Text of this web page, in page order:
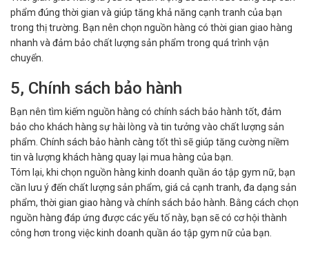
phẩm đúng thời gian và giúp tăng khả năng cạnh tranh của bạn
trong thị trường. Bạn nên chọn nguồn hàng có thời gian giao hàng
nhanh và đảm bảo chất lượng sản phẩm trong quá trình vận
chuyển.
5, Chính sách bảo hành
Bạn nên tìm kiếm nguồn hàng có chính sách bảo hành tốt, đảm
bảo cho khách hàng sự hài lòng và tin tưởng vào chất lượng sản
phẩm. Chính sách bảo hành càng tốt thì sẽ giúp tăng cường niềm
tin và lượng khách hàng quay lại mua hàng của bạn.
Tóm lại, khi chọn nguồn hàng kinh doanh quần áo tập gym nữ, bạn
cần lưu ý đến chất lượng sản phẩm, giá cả cạnh tranh, đa dạng sản
phẩm, thời gian giao hàng và chính sách bảo hành. Bằng cách chọn
nguồn hàng đáp ứng được các yếu tố này, bạn sẽ có cơ hội thành
công hơn trong việc kinh doanh quần áo tập gym nữ của bạn.